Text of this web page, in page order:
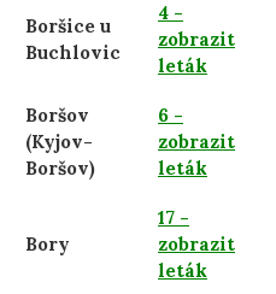
Boršice u
Buchlovic
4 -
zobrazit
leták
Boršov
(Kyjov-
Boršov)
6 -
zobrazit
leták
Bory
17 -
zobrazit
leták